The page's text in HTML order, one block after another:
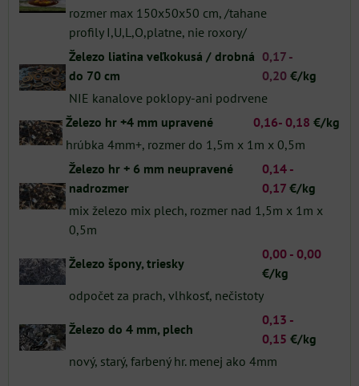
rozmer max 150x50x50 cm, /tahane
profily I,U,L,O,platne, nie roxory/
Železo liatina veľkokusá / drobná
do 70 cm
0,17 -
0,20 €/kg
NIE kanalove poklopy-ani podrvene
Železo hr +4 mm upravené
0,16- 0,18 €/kg
hrúbka 4mm+, rozmer do 1,5m x 1m x 0,5m
Železo hr + 6 mm neupravené
nadrozmer
0,14 -
0,17 €/kg
mix železo mix plech, rozmer nad 1,5m x 1m x
0,5m
Železo špony, triesky
0,00 - 0,00
€/kg
odpočet za prach, vlhkosť, nečistoty
Železo do 4 mm, plech
0,13 -
0,15 €/kg
nový, starý, farbený hr. menej ako 4mm